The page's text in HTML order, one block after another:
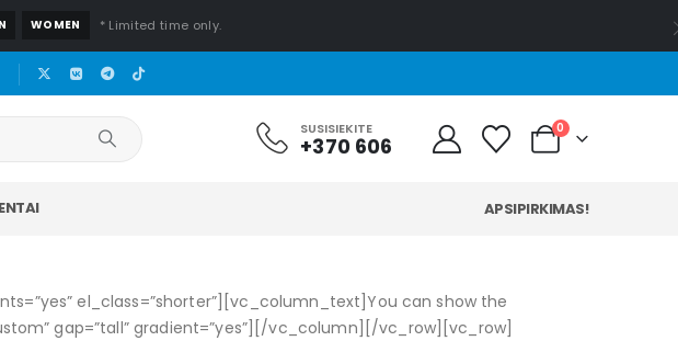
WOMEN * Limited time only.
SUSISIEKITE
+370 606
0
APSIPIRKIMAS!
el_class=”shorter”][vc_column_text]You can show the
gap=”tall” gradient=”yes”][/vc_column][/vc_row][vc_row]